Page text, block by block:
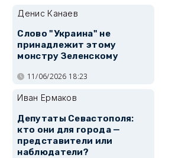
Денис Канаев
Слово "Украина" не
принадлежит этому
монстру Зеленскому
11/06/2026 18:23
Иван Ермаков
Депутаты Севастополя:
кто они для города —
представители или
наблюдатели?